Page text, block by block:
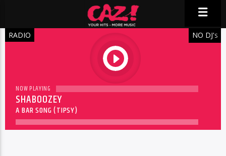
RADIO
play
NO DJ'S
NOW PLAYING
SHABOOZEY
A BAR SONG (TIPSY)